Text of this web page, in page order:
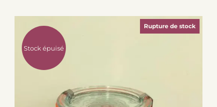
Stock épuisé
Rupture de stock